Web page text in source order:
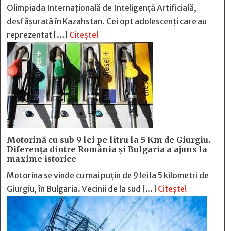
Olimpiada Internațională de Inteligență Artificială,
desfășurată în Kazahstan. Cei opt adolescenți care au
reprezentat […] Citește!
Motorină cu sub 9 lei pe litru la 5 Km de Giurgiu.
Diferența dintre România și Bulgaria a ajuns la
maxime istorice
Motorina se vinde cu mai puțin de 9 lei la 5 kilometri de
Giurgiu, în Bulgaria. Vecinii de la sud […] Citește!